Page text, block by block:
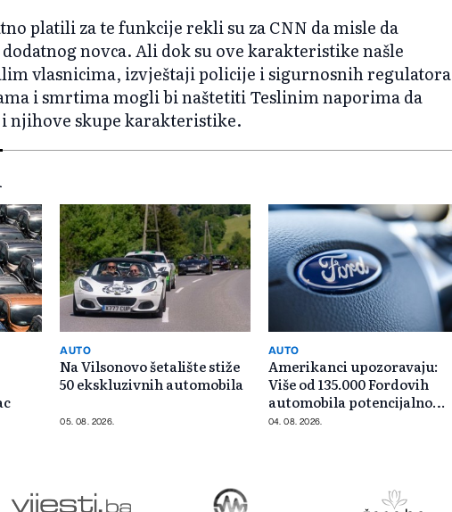
platili za te funkcije rekli su za CNN da misle da
novca. Ali dok su ove karakteristike našle
vlasnicima, izvještaji policije i sigurnosnih regulatora
i smrtima mogli bi naštetiti Teslinim naporima da
njihove skupe karakteristike.
AUTO
Na Vilsonovo šetalište stiže
50 ekskluzivnih automobila
05. 08. 2026.
AUTO
Amerikanci upozoravaju:
Više od 135.000 Fordovih
automobila potencijalno
rizično
04. 08. 2026.